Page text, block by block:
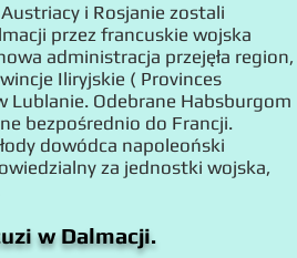
i Rosjanie zostali
przez francuskie wojska
administracja przejęła region,
Iliryjskie ( Provinces
Lublanie. Odebrane Habsburgom
bezpośrednio do Francji.
dowódca napoleoński
za jednostki wojska,
w Dalmacji.